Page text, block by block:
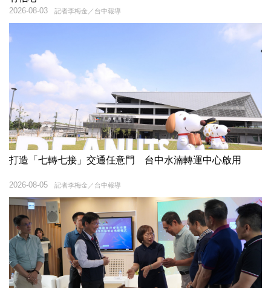
記者李梅金／台中報導
2026-08-03
打造「七轉七接」交通任意門 台中水湳轉運中心啟用
記者李梅金／台中報導
2026-08-05